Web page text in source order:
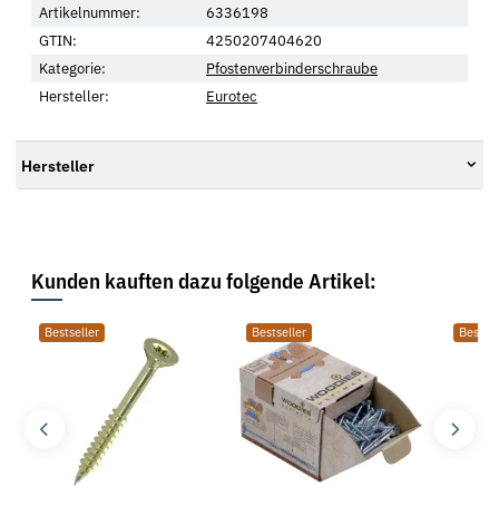
Artikelnummer:
6336198
GTIN:
4250207404620
Kategorie:
Pfostenverbinderschraube
Hersteller:
Eurotec
Hersteller
Kunden kauften dazu folgende Artikel:
Bestseller Bestseller